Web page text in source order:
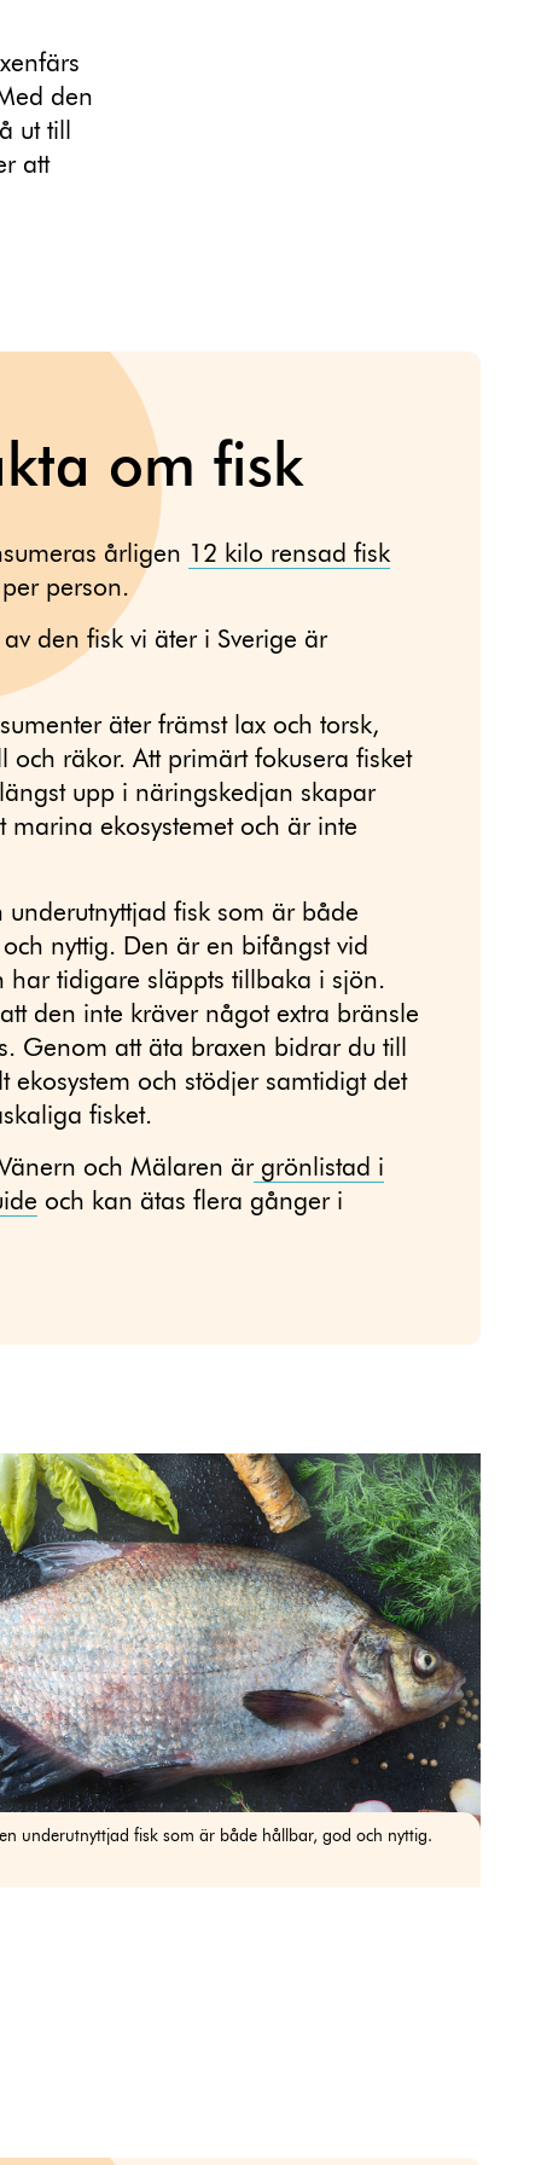
den
ut till
att
om fisk
årligen 12 kilo rensad fisk
person.
den fisk vi äter i Sverige är
äter främst lax och torsk,
och räkor. Att primärt fokusera fisket
upp i näringskedjan skapar
marina ekosystemet och är inte
underutnyttjad fisk som är både
nyttig. Den är en bifångst vid
har tidigare släppts tillbaka i sjön.
den inte kräver något extra bränsle
Genom att äta braxen bidrar du till
ekosystem och stödjer samtidigt det
fisket.
och Mälaren ärgrönlistad i
och kan ätas flera gånger i
underutnyttjad fisk som är både hållbar, god och nyttig.